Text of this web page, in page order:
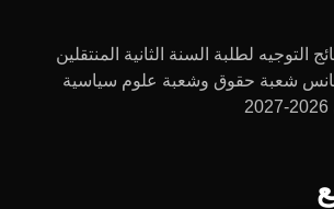
التوجيه لطلبة السنة الثانية المنتقلين
شعبة حقوق وشعبة علوم سياسية